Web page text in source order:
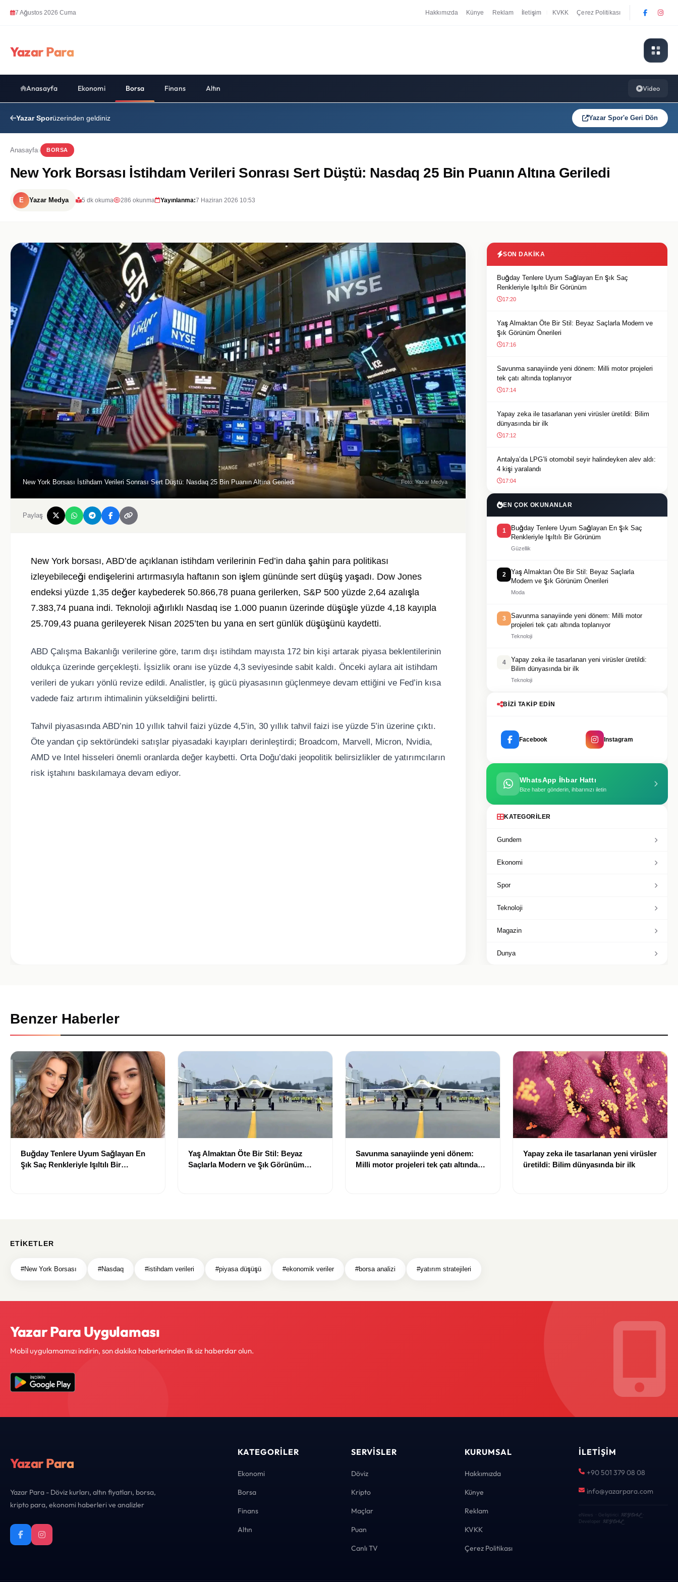
7 Ağustos 2026 Cuma Hakkımızda Künye Reklam İletişim KVKK Çerez Politikası
Yazar Para
Anasayfa Ekonomi Borsa Finans Altın Video
Yazar Sporüzerinden geldiniz Yazar Spor'e Geri Dön
Anasayfa BORSA
New York Borsası İstihdam Verileri Sonrası Sert Düştü: Nasdaq 25 Bin Puanın Altına Geriledi
E Yazar Medya 5 dk okuma 286 okunma Yayınlanma:7 Haziran 2026 10:53
New York Borsası İstihdam Verileri Sonrası Sert Düştü: Nasdaq 25 Bin Puanın Altına Geriledi Foto: Yazar Medya
Paylaş
New York borsası, ABD’de açıklanan istihdam verilerinin Fed’in daha şahin para politikası
izleyebileceği endişelerini artırmasıyla haftanın son işlem gününde sert düşüş yaşadı. Dow Jones
endeksi yüzde 1,35 değer kaybederek 50.866,78 puana gerilerken, S&P 500 yüzde 2,64 azalışla
7.383,74 puana indi. Teknoloji ağırlıklı Nasdaq ise 1.000 puanın üzerinde düşüşle yüzde 4,18 kayıpla
25.709,43 puana gerileyerek Nisan 2025’ten bu yana en sert günlük düşüşünü kaydetti.
ABD Çalışma Bakanlığı verilerine göre, tarım dışı istihdam mayısta 172 bin kişi artarak piyasa beklentilerinin
oldukça üzerinde gerçekleşti. İşsizlik oranı ise yüzde 4,3 seviyesinde sabit kaldı. Önceki aylara ait istihdam
verileri de yukarı yönlü revize edildi. Analistler, iş gücü piyasasının güçlenmeye devam ettiğini ve Fed’in kısa
vadede faiz artırım ihtimalinin yükseldiğini belirtti.
Tahvil piyasasında ABD’nin 10 yıllık tahvil faizi yüzde 4,5’in, 30 yıllık tahvil faizi ise yüzde 5’in üzerine çıktı.
Öte yandan çip sektöründeki satışlar piyasadaki kayıpları derinleştirdi; Broadcom, Marvell, Micron, Nvidia,
AMD ve Intel hisseleri önemli oranlarda değer kaybetti. Orta Doğu’daki jeopolitik belirsizlikler de yatırımcıların
risk iştahını baskılamaya devam ediyor.
SON DAKIKA
Buğday Tenlere Uyum Sağlayan En Şık Saç
Renkleriyle Işıltılı Bir Görünüm
17:20
Yaş Almaktan Öte Bir Stil: Beyaz Saçlarla Modern ve
Şık Görünüm Önerileri
17:16
Savunma sanayiinde yeni dönem: Milli motor projeleri
tek çatı altında toplanıyor
17:14
Yapay zeka ile tasarlanan yeni virüsler üretildi: Bilim
dünyasında bir ilk
17:12
Antalya’da LPG’li otomobil seyir halindeyken alev aldı:
4 kişi yaralandı
17:04
EN ÇOK OKUNANLAR
1
Buğday Tenlere Uyum Sağlayan En Şık Saç
Renkleriyle Işıltılı Bir Görünüm
Güzellik
2
Yaş Almaktan Öte Bir Stil: Beyaz Saçlarla
Modern ve Şık Görünüm Önerileri
Moda
3
Savunma sanayiinde yeni dönem: Milli motor
projeleri tek çatı altında toplanıyor
Teknoloji
4
Yapay zeka ile tasarlanan yeni virüsler üretildi:
Bilim dünyasında bir ilk
Teknoloji
BIZI TAKIP EDIN
Facebook Instagram
WhatsApp İhbar Hattı
Bize haber gönderin, ihbarınızı iletin
KATEGORILER
Gundem
Ekonomi
Spor
Teknoloji
Magazin
Dunya
Benzer Haberler
Buğday Tenlere Uyum Sağlayan En
Şık Saç Renkleriyle Işıltılı Bir
Yaş Almaktan Öte Bir Stil: Beyaz
Saçlarla Modern ve Şık Görünüm
Savunma sanayiinde yeni dönem:
Milli motor projeleri tek çatı altında
Yapay zeka ile tasarlanan yeni virüsler
üretildi: Bilim dünyasında bir ilk
ETIKETLER
#New York Borsası #Nasdaq #istihdam verileri #piyasa düşüşü #ekonomik veriler #borsa analizi #yatırım stratejileri
Yazar Para Uygulaması
Mobil uygulamamızı indirin, son dakika haberlerinden ilk siz haberdar olun.
Yazar Para
Yazar Para - Döviz kurları, altın fiyatları, borsa,
kripto para, ekonomi haberleri ve analizler
KATEGORILER
Ekonomi
Borsa
Finans
Altın
SERVISLER
Döviz
Kripto
Maçlar
Puan
Canlı TV
KURUMSAL
Hakkımızda
Künye
Reklam
KVKK
Çerez Politikası
İLETIŞIM
+90 501 379 08 08
info@yazarpara.com
eNews · Geliştirici KEYDAL·
Developer KEYDAL